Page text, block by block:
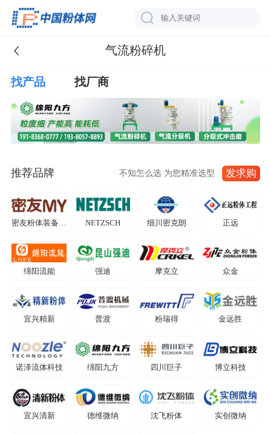
气流粉碎机
找产品 找厂商
推荐品牌 不知怎么选 为您精准选型 发求购
NETZSCH 细川密克朗 正远
绵阳流能 强迪 摩克立 众金
宜兴精新 普渡 粉瑞得 金远胜
诺泽流体科技 绵阳九方 四川巨子 博立科技
宜兴清新 德维微纳 沈飞粉体 实创微纳